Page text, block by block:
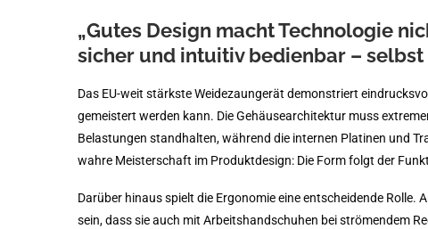
„Gutes Design macht Technologie
sicher und intuitiv bedienbar –
Das EU-weit stärkste Weidezaungerät demonstriert
gemeistert werden kann. Die Gehäusearchitektur muss
Belastungen standhalten, während die internen Platinen und
wahre Meisterschaft im Produktdesign: Die Form folgt der
Darüber hinaus spielt die Ergonomie eine entscheidende
sein, dass sie auch mit Arbeitshandschuhen bei strömendem